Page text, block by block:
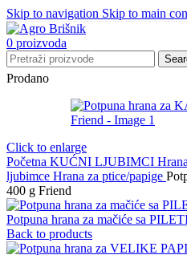
Skip to navigation Skip to main
0 proizvoda
Prodano
Click to enlarge
Početna KUĆNI LJUBIMCI
ljubimce Hrana za ptice/papige
400 g Friend
Potpuna hrana za mačiće sa
Back to products